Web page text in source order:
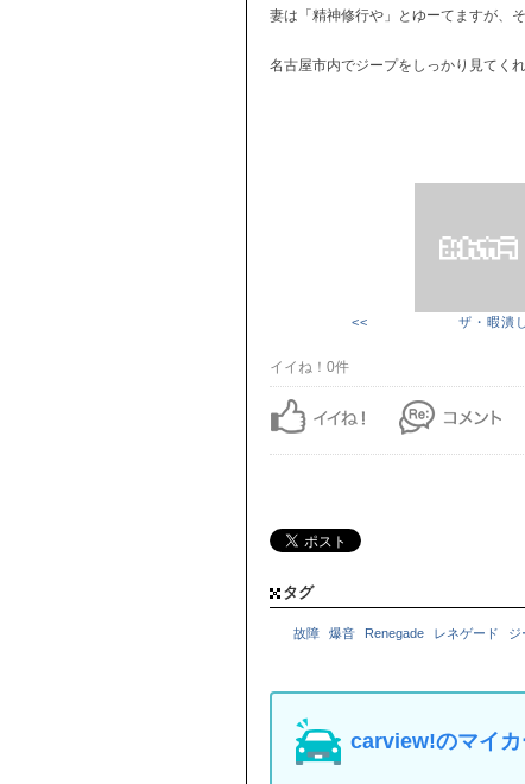
妻は「精神修行や」とゆーてますが、
名古屋市内でジープをしっかり見てく
<< ザ・暇潰し
イイね！0件
タグ
故障 爆音 Renegade レネゲード ジ
carview!のマイカ